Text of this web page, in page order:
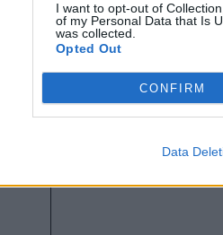
I want to opt-out of
of my Personal Data that Is
was collected.
Opted Out
CONFIRM
Data